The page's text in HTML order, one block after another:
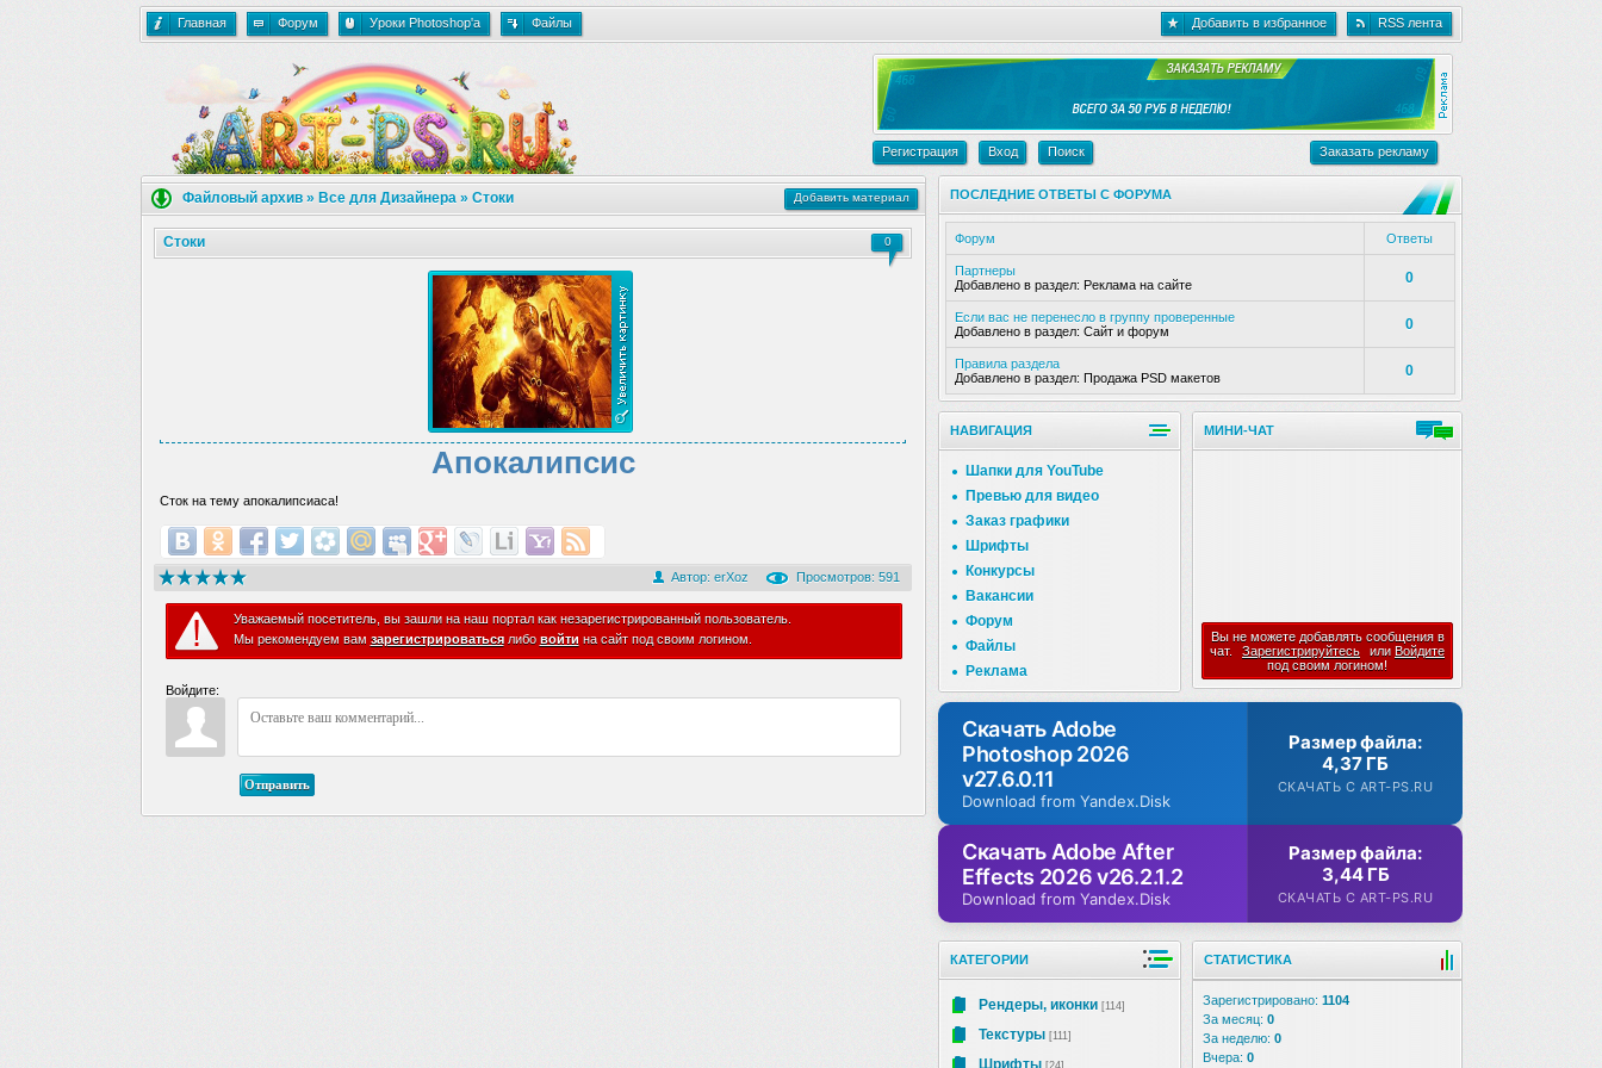
Главная Форум Уроки Photoshop'a Файлы Добавить в избранное RSS лента
Регистрация Вход Поиск Заказать рекламу
Файловый архив » Все для Дизайнера » Стоки Добавить материал
Стоки 0
Апокалипсис
Сток на тему апокалипсиаса!
Автор: erXoz Просмотров: 591
Уважаемый посетитель, вы зашли на наш портал как незарегистрированный пользователь.
Мы рекомендуем вам зарегистрироватьсялибо войти на сайт под своим логином.
Войдите:
Отправить
ПОСЛЕДНИЕ ОТВЕТЫ С ФОРУМА
Форум Ответы
Партнеры
Добавлено в раздел: Реклама на сайте 0
Если вас не перенесло в группу проверенные
Добавлено в раздел: Сайт и форум 0
Правила раздела
Добавлено в раздел: Продажа PSD макетов 0
НАВИГАЦИЯ
Шапки для YouTube
Превью для видео
Заказ графики
Шрифты
Конкурсы
Вакансии
Форум
Файлы
Реклама
МИНИ-ЧАТ
Вы не можете добавлять сообщения в
чат.
Зарегистрируйтесь или Войдите
под своим логином!
Скачать Adobe
Photoshop 2026
v27.6.0.11
Download from Yandex.Disk
Размер файла:
4,37 ГБ
СКАЧАТЬ С ART-PS.RU
Скачать Adobe After
Effects 2026 v26.2.1.2
Download from Yandex.Disk
Размер файла:
3,44 ГБ
СКАЧАТЬ С ART-PS.RU
КАТЕГОРИИ
Рендеры, иконки [114]
Текстуры [111]
Шрифты [24]
СТАТИСТИКА
Зарегистрировано: 1104
За месяц: 0
За неделю: 0
Вчера: 0